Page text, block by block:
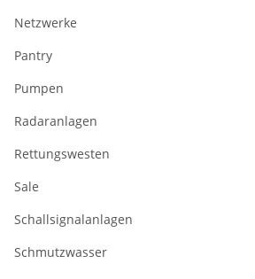
Netzwerke
Pantry
Pumpen
Radaranlagen
Rettungswesten
Sale
Schallsignalanlagen
Schmutzwasser